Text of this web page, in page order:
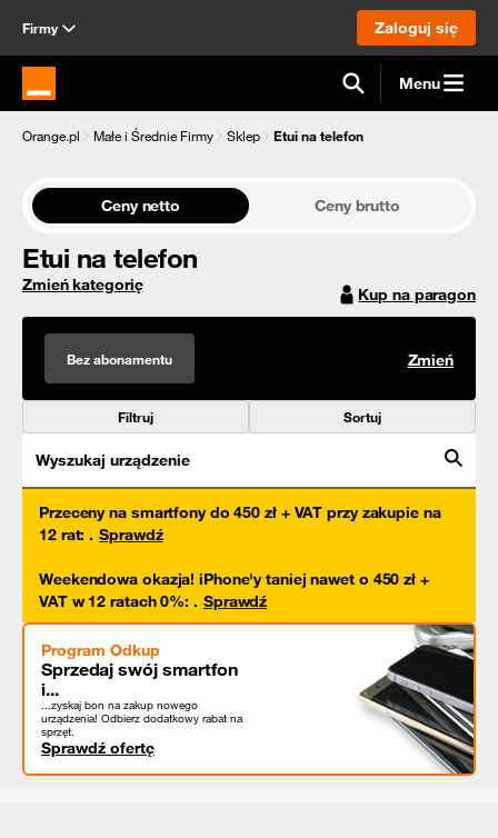
Firmy Zaloguj się
Strona główna Orange.pl Menu
Orange.pl Małe i Średnie Firmy Sklep Etui na telefon
Ceny netto Ceny brutto
Etui na telefon
Zmień kategorię Kup na paragon
Bez abonamentu Zmień
Filtruj Sortuj
Wyszukaj urządzenie
Przeceny na smartfony do 450 zł + VAT przy zakupie na
12 rat: . Sprawdź
Weekendowa okazja! iPhone'y taniej nawet o 450 zł +
VAT w 12 ratach 0%: . Sprawdź
Program Odkup
Sprzedaj swój smartfon
i...
...zyskaj bon na zakup nowego
urządzenia! Odbierz dodatkowy rabat na
sprzęt.
Sprawdź ofertę